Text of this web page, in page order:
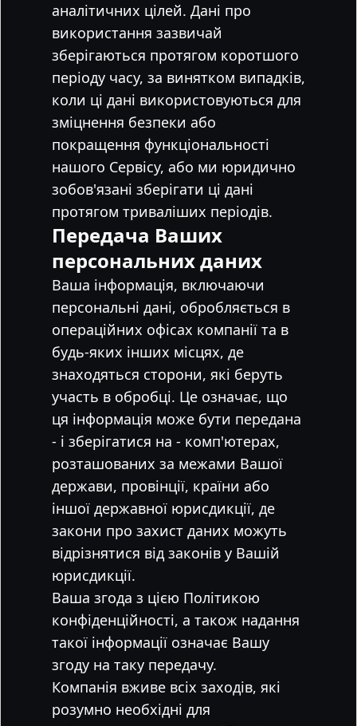
аналітичних цілей. Дані про
використання зазвичай
зберігаються протягом коротшого
періоду часу, за винятком випадків,
коли ці дані використовуються для
зміцнення безпеки або
покращення функціональності
нашого Сервісу, або ми юридично
зобов'язані зберігати ці дані
протягом триваліших періодів.
Передача Ваших
персональних даних
Ваша інформація, включаючи
персональні дані, обробляється в
операційних офісах компанії та в
будь-яких інших місцях, де
знаходяться сторони, які беруть
участь в обробці. Це означає, що
ця інформація може бути передана
- і зберігатися на - комп'ютерах,
розташованих за межами Вашої
держави, провінції, країни або
іншої державної юрисдикції, де
закони про захист даних можуть
відрізнятися від законів у Вашій
юрисдикції.
Ваша згода з цією Політикою
конфіденційності, а також надання
такої інформації означає Вашу
згоду на таку передачу.
Компанія вживе всіх заходів, які
розумно необхідні для